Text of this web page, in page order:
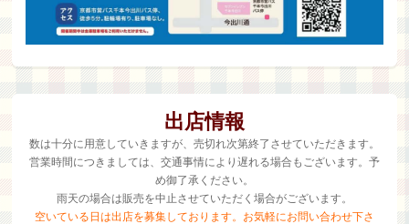
出店情報
数は十分に用意していきますが、売切れ次第終了させていただきます。
営業時間につきましては、交通事情により遅れる場合もございます。予
め御了承ください。
雨天の場合は販売を中止させていただく場合がございます。
空いている日は出店を募集しております。お気軽にお問い合わせ下さ